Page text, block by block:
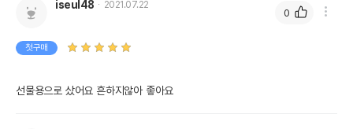
iseul48 2021.07.22
첫구매
선물용으로 샀어요 흔하지않아 좋아요
0